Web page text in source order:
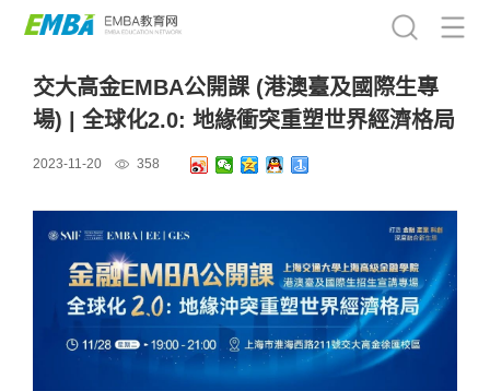
交大高金EMBA公開課 (港澳臺及國際生專
場) | 全球化2.0: 地緣衝突重塑世界經濟格局
2023-11-20 358